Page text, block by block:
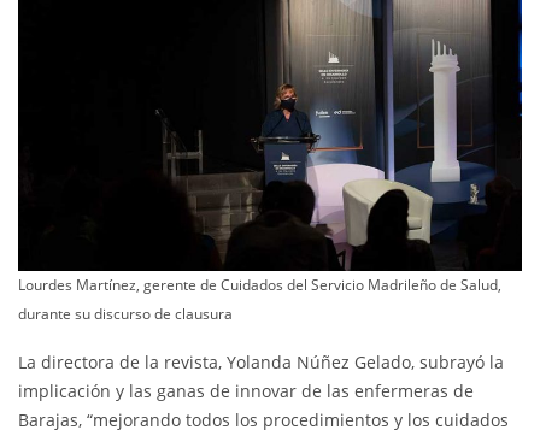
Lourdes Martínez, gerente de Cuidados del Servicio Madrileño de Salud,
durante su discurso de clausura
La directora de la revista, Yolanda Núñez Gelado, subrayó la
implicación y las ganas de innovar de las enfermeras de
Barajas, “mejorando todos los procedimientos y los cuidados